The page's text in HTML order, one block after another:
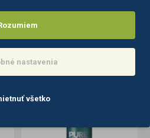
SÚVISIACE PRODUKTY
nastavenia
všetko